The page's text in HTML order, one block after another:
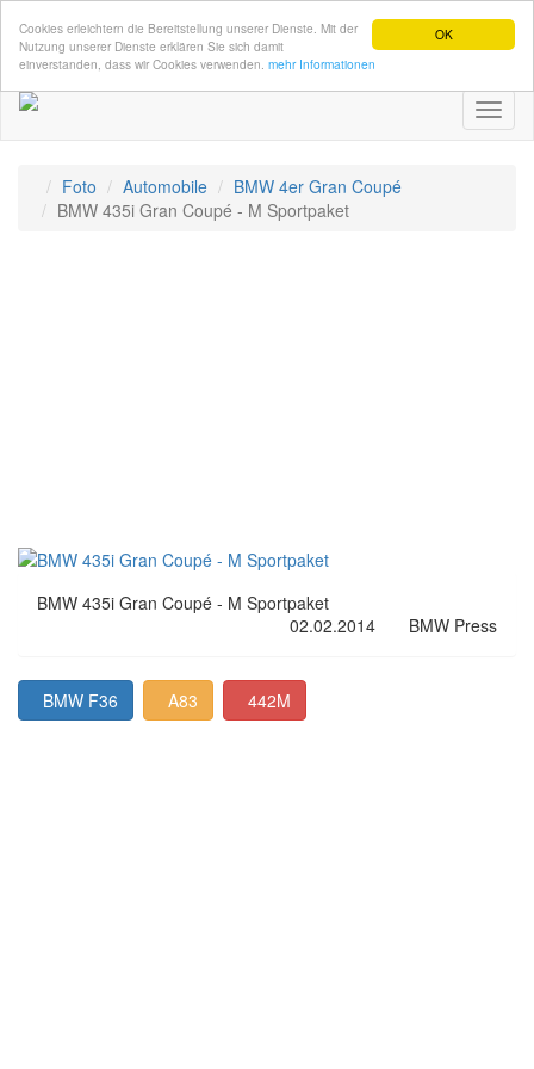
OK
Cookies erleichtern die Bereitstellung unserer Dienste. Mit der
Nutzung unserer Dienste erklären Sie sich damit
einverstanden, dass wir Cookies verwenden. mehr Informationen
Foto Automobile
BMW 4er Gran Coupé
BMW 435i Gran Coupé - M Sportpaket
BMW 435i Gran Coupé - M Sportpaket
02.02.2014
BMW Press
BMW F36 A83 442M